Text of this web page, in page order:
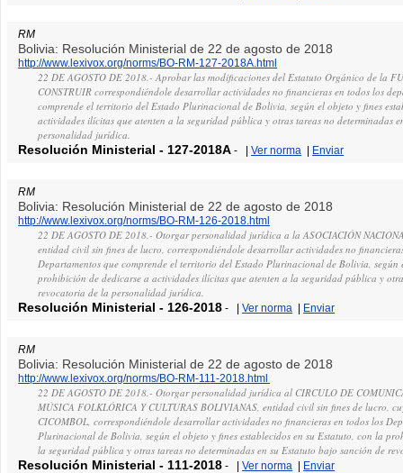
RM
Bolivia: Resolución Ministerial de 22 de agosto de 2018
http://www.lexivox.org/norms/BO-RM-127-2018A.html
22 DE AGOSTO DE 2018.- Aprobar las modificaciones del Estatuto Orgánico de la
CONSTRUIR correspondiéndole desarrollar actividades no financieras en todos los
comprende el territorio del Estado Plurinacional de Bolivia, según el objeto y fines
actividades ilícitas que atenten a la seguridad pública y otras tareas no determinadas
personalidad jurídica.
Resolución Ministerial - 127-2018A - |Ver norma | Enviar
RM
Bolivia: Resolución Ministerial de 22 de agosto de 2018
http://www.lexivox.org/norms/BO-RM-126-2018.html
22 DE AGOSTO DE 2018.- Otorgar personalidad jurídica a la ASOCIACIÓN
entidad civil sin fines de lucro, correspondiéndole desarrollar actividades no
Departamentos que comprende el territorio del Estado Plurinacional de Bolivia,
prohibición de dedicarse a actividades ilícitas que atenten a la seguridad pública y
revocatoria de la personalidad jurídica.
Resolución Ministerial - 126-2018 - |Ver norma | Enviar
RM
Bolivia: Resolución Ministerial de 22 de agosto de 2018
http://www.lexivox.org/norms/BO-RM-111-2018.html
22 DE AGOSTO DE 2018.- Otorgar personalidad jurídica al CIRCULO DE
MÚSICA FOLKLÓRICA Y CULTURAS BOLIVIANAS, entidad civil sin fines de lucro,
CICOMBOL, correspondiéndole desarrollar actividades no financieras en todos los
Plurinacional de Bolivia, según el objeto y fines establecidos en su Estatuto, con la
la seguridad pública y otras tareas no determinadas en su Estatuto bajo sanción de
Resolución Ministerial - 111-2018 - |Ver norma | Enviar